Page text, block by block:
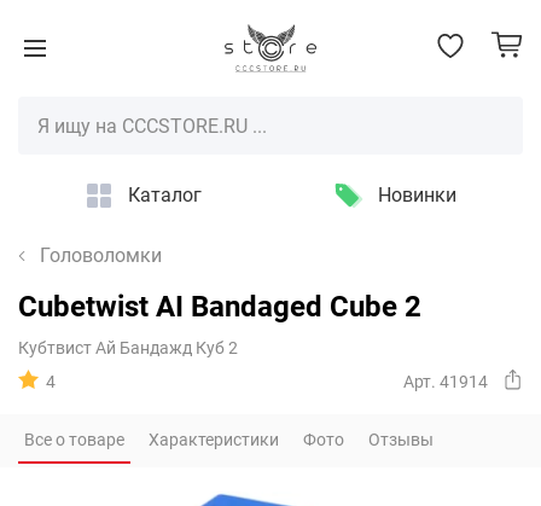
Каталог Новинки
Головоломки
Cubetwist AI Bandaged Cube 2
Кубтвист Ай Бандажд Куб 2
4
Арт. 41914
Все о товаре Характеристики Фото Отзывы